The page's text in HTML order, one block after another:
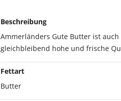
Beschreibung
Ammerländers Gute Butter ist
gleichbleibend hohe und frische
Fettart
Butter